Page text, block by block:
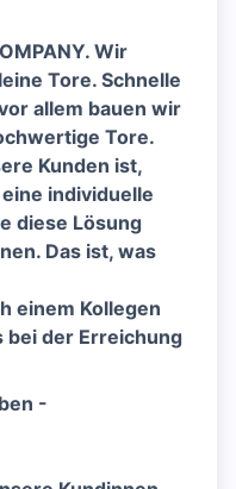
Wir
Tore. Schnelle
allem bauen wir
Tore.
Kunden ist,
individuelle
diese Lösung
Das ist, was
einem Kollegen
bei der Erreichung
-